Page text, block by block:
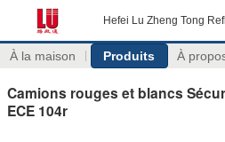
Hefei Lu Zheng Tong
À la maison Produits À
Camions rouges et blancs
ECE 104r